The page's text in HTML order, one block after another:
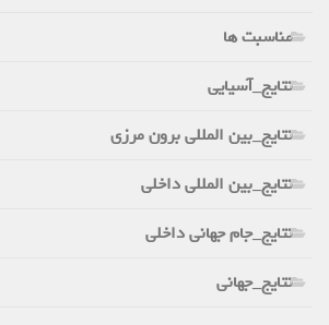
مناسبت ها
نتایج_آسیایی
نتایج_بین المللی برون مرزی
نتایج_بین المللی داخلی
نتایج_جام جهانی داخلی
نتایج_جهانی